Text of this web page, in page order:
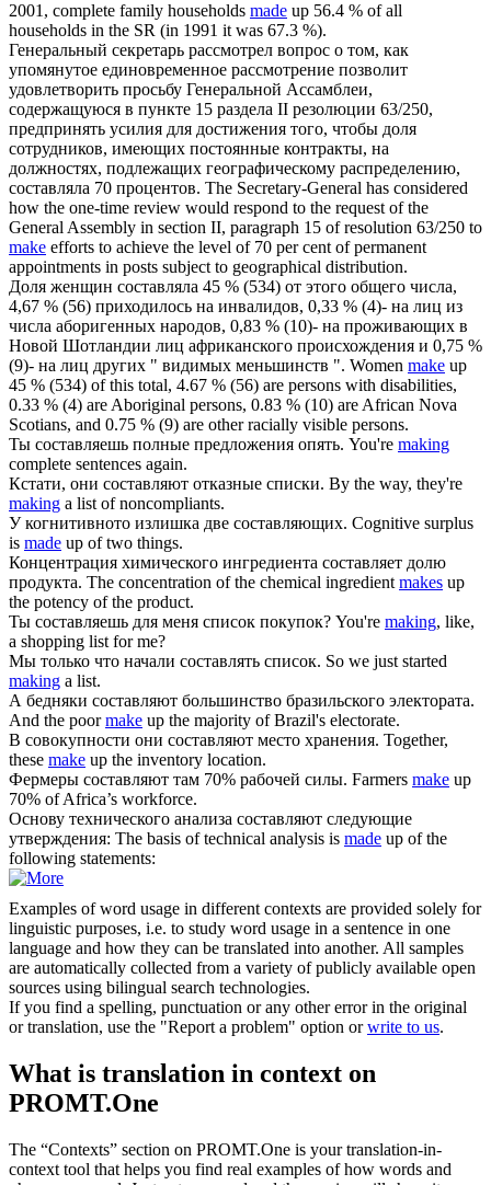
2001, complete family households made up 56.4 % of all
households in the SR (in 1991 it was 67.3 %).
Генеральный секретарь рассмотрел вопрос о том, как
упомянутое единовременное рассмотрение позволит
удовлетворить просьбу Генеральной Ассамблеи,
содержащуюся в пункте 15 раздела II резолюции 63/250,
предпринять усилия для достижения того, чтобы доля
сотрудников, имеющих постоянные контракты, на
должностях, подлежащих географическому распределению,
составляла 70 процентов. The Secretary-General has considered
how the one-time review would respond to the request of the
General Assembly in section II, paragraph 15 of resolution 63/250 to
make efforts to achieve the level of 70 per cent of permanent
appointments in posts subject to geographical distribution.
Доля женщин составляла 45 % (534) от этого общего числа,
4,67 % (56) приходилось на инвалидов, 0,33 % (4)- на лиц из
числа аборигенных народов, 0,83 % (10)- на проживающих в
Новой Шотландии лиц африканского происхождения и 0,75 %
(9)- на лиц других " видимых меньшинств ". Women make up
45 % (534) of this total, 4.67 % (56) are persons with disabilities,
0.33 % (4) are Aboriginal persons, 0.83 % (10) are African Nova
Scotians, and 0.75 % (9) are other racially visible persons.
Ты составляешь полные предложения опять. You're making
complete sentences again.
Кстати, они составляют отказные списки. By the way, they're
making a list of noncompliants.
У когнитивното излишка две составляющих. Cognitive surplus
is made up of two things.
Концентрация химического ингредиента составляет долю
продукта. The concentration of the chemical ingredientmakes up
the potency of the product.
Ты составляешь для меня список покупок? You're making, like,
a shopping list for me?
Мы только что начали составлять список. So we just started
making a list.
А бедняки составляют большинство бразильского электората.
And the poormake up the majority of Brazil's electorate.
В совокупности они составляют место хранения. Together,
these make up the inventory location.
Фермеры составляют там 70% рабочей силы. Farmers make up
70% of Africa’s workforce.
Основу технического анализа составляют следующие
утверждения: The basis of technical analysis is made up of the
following statements:
Examples of word usage in different contexts are provided solely for
linguistic purposes, i.e. to study word usage in a sentence in one
language and how they can be translated into another. All samples
are automatically collected from a variety of publicly available open
sources using bilingual search technologies.
If you find a spelling, punctuation or any other error in the original
or translation, use the "Report a problem" option orwrite to us.
What is translation in context on
PROMT.One
The “Contexts” section on PROMT.One is your translation-in-
context tool that helps you find real examples of how words and